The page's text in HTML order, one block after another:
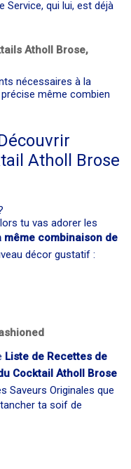
Service, qui lui, est déjà
Atholl Brose,
nécessaires à la
même combien
Atholl Brose
tu vas adorer les
même combinaison de
décor gustatif :
Liste de Recettes de
Cocktail Atholl Brose
Saveurs Originales que
ta soif de